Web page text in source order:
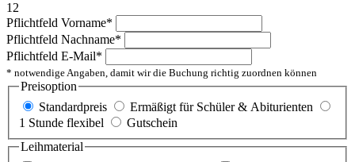
12
Pflichtfeld Vorname*
Pflichtfeld Nachname*
Pflichtfeld E-Mail*
* notwendige Angaben, damit wir die Buchung richtig zuordnen können
Preisoption
Standardpreis
Ermäßigt für Schüler & Abiturienten
1 Stunde flexibel
Gutschein
Leihmaterial